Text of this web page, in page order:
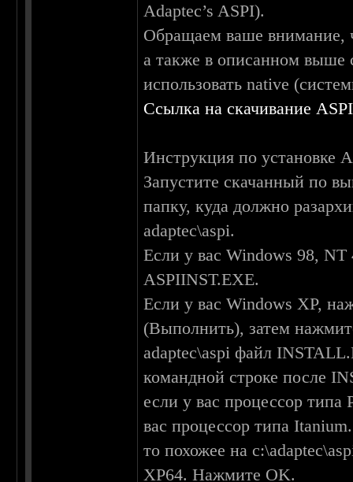
Adaptec’s ASPI).
Обращаем ваше внимание,
а также в описанном выше
использовать native
Ссылка на скачивание ASPI
Инструкция по установке
Запустите скачанный по
папку, куда должно
adaptec\aspi.
Если у вас Windows 98, NT
ASPIINST.EXE.
Если у вас Windows XP,
(Выполнить), затем
adaptec\aspi файл
командной строке после
если у вас процессор
вас процессор типа
то похожее на
XP64. Нажмите OK.